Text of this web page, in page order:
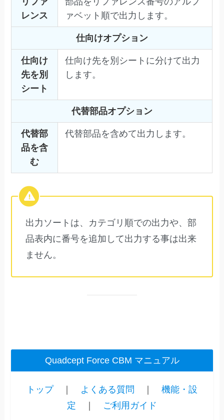
レンス
ァベット順で出力します。
仕向けオプション
仕向け
先を別
シート
仕向け先を別シートに分けて出力
します。
代替部品オプション
代替部
品を含
む
代替部品を含めて出力します。
出力ソートは、カテゴリ順での出力や、部
品表内に番号を追加して出力する事は出来
ません。
Quadcept Force CBM マニュアル
トップ｜ よくある質問
機能・設
定
ご利用ガイド